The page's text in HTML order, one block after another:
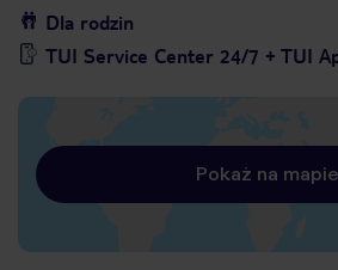
Dla rodzin
TUI Service Center 24/7 + TUI
Pokaż na mapie